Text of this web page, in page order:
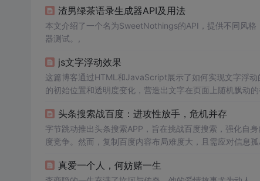
渣男绿茶语录生成器API及用法
本文介绍了一个名为SweetNothings的API，提供不同风
器测试。,
js文字浮动效果
这篇博客通过HTML和JavaScript展示了如何实现文字浮
的初始位置和透明度变化，营造出文字在页面上随机飘动
头条搜索战百度：进攻性放手，危机并存
字节跳动推出头条搜索APP，旨在挑战百度搜索，强化自
度竞争。然而，复制百度内容布局难度大，且需应对信息孤
真爱一个人，何妨赌一生